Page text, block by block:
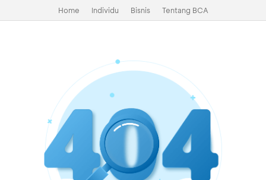
Home Individu Bisnis Tentang BCA